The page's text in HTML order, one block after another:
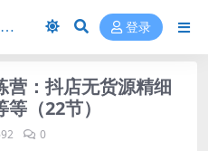
登录
营：抖店无货源精细
（22节）
0